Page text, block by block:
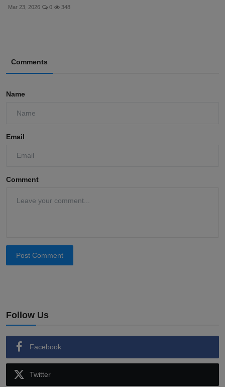
Mar 23, 2026 0 348
Comments
Name
Email
Comment
Post Comment
Follow Us
Facebook
Twitter